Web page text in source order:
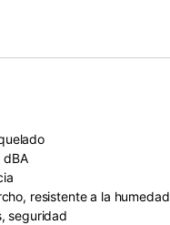
dBA
resistente a la humedad
seguridad